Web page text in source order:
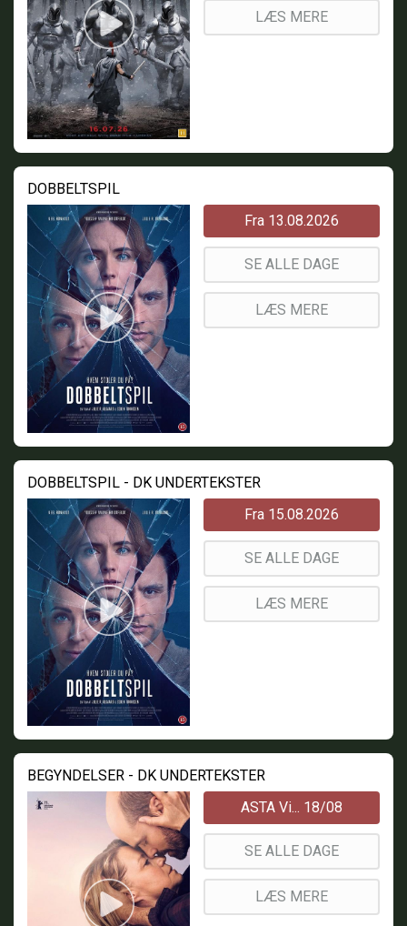
LÆS MERE
DOBBELTSPIL
Fra 13.08.2026
SE ALLE DAGE
LÆS MERE
DOBBELTSPIL - DK UNDERTEKSTER
Fra 15.08.2026
SE ALLE DAGE
LÆS MERE
BEGYNDELSER - DK UNDERTEKSTER
ASTA Vi... 18/08
SE ALLE DAGE
LÆS MERE